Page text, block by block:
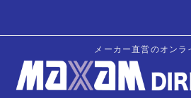
メーカー直営のオンラ